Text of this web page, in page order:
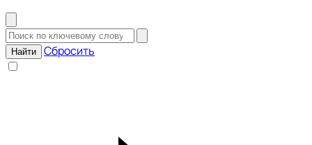
Найти Сбросить